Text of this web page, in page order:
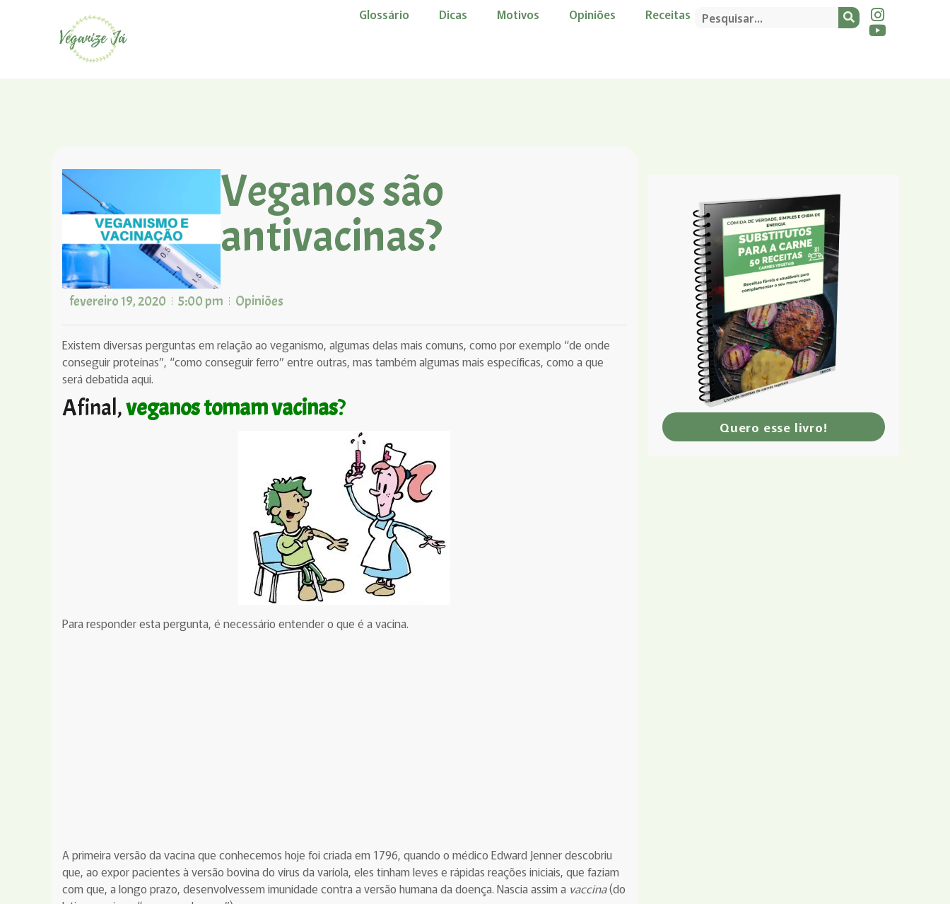
Glossário Dicas Motivos Opiniões Receitas
Veganos são
antivacinas?
fevereiro 19, 2020 5:00 pm Opiniões
Existem diversas perguntas em relação ao veganismo, algumas delas mais comuns, como por exemplo “de onde
conseguir proteínas”, “como conseguir ferro” entre outras, mas também algumas mais específicas, como a que
será debatida aqui.
Afinal,veganos tomam vacinas?
Para responder esta pergunta, é necessário entender o que é a vacina.
A primeira versão da vacina que conhecemos hoje foi criada em 1796, quando o médico Edward Jenner descobriu
que, ao expor pacientes à versão bovina do vírus da varíola, eles tinham leves e rápidas reações iniciais, que faziam
com que, a longo prazo, desenvolvessem imunidade contra a versão humana da doença. Nascia assim a vaccina(do
Quero esse livro!